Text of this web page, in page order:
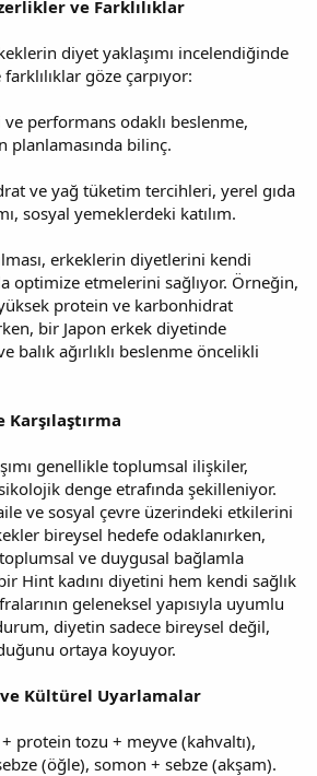
ve Farklılıklar
diyet yaklaşımı incelendiğinde
göze çarpıyor:
performans odaklı beslenme,
bilinç.
ve yağ tüketim tercihleri, yerel gıda
sosyal yemeklerdeki katılım.
erkeklerin diyetlerini kendi
optimize etmelerini sağlıyor. Örneğin,
protein ve karbonhidrat
bir Japon erkek diyetinde
balık ağırlıklı beslenme öncelikli
genellikle toplumsal ilişkiler,
denge etrafında şekilleniyor.
ve sosyal çevre üzerindeki etkilerini
bireysel hedefe odaklanırken,
ve duygusal bağlamla
Hint kadını diyetini hem kendi sağlık
geleneksel yapısıyla uyumlu
diyetin sadece bireysel değil,
ortaya koyuyor.
Kültürel Uyarlamalar
protein tozu + meyve (kahvaltı),
(öğle), somon + sebze (akşam).